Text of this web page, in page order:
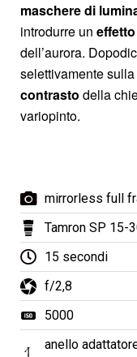
maschere di
introdurre un
dell’aurora.
selettivamente sulla
contrasto della
variopinto.
mirrorless full
Tamron SP 15-
15 secondi
f/2,8
5000
anello